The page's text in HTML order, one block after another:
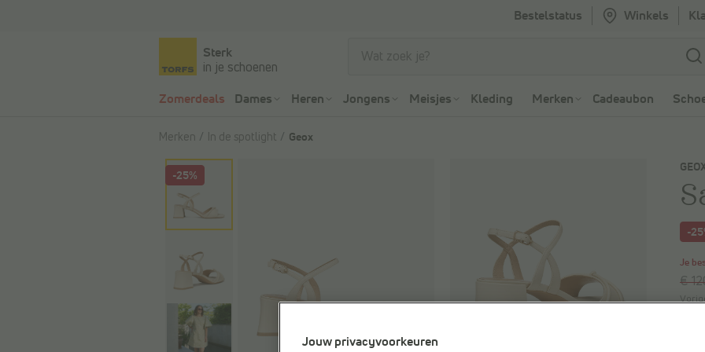
Bestelstatus Winkels
Sterk
in je schoenen
Zomerdeals Dames Heren Jongens Meisjes Kleding Merken Cadeaubon
Merken In de spotlight Geox
-25%
-
Je
€
Jouw privacyvoorkeuren